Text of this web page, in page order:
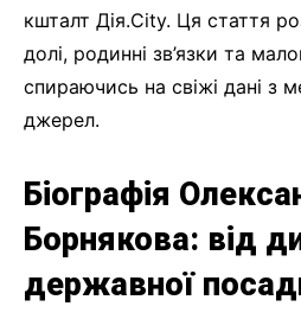
кшталт Дія.City. Ця стаття
долі, родинні зв’язки та
спираючись на свіжі дані з
джерел.
Біографія
Борнякова: від
державної